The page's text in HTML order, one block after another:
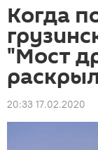
Когда
"Мост
20:33 17.02.2020